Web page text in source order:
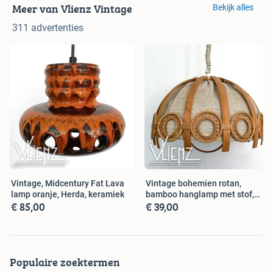
Meer van Vlienz Vintage
311 advertenties
Bekijk alles
Vintage, Midcentury Fat Lava
lamp oranje, Herda, keramiek
€ 85,00
Vintage bohemien rotan,
bamboo hanglamp met stof,
retro
€ 39,00
Populaire zoektermen